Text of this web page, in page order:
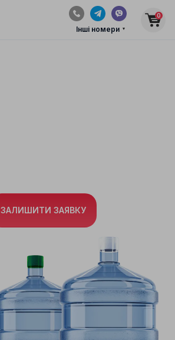
Інші номери
0
ЗАЛИШИТИ ЗАЯВКУ